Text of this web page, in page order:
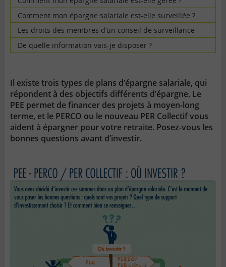
Comment mon épargne salariale est-elle surveillée ?
Les droits des membres d’un conseil de surveillance
De quelle information vais-je disposer ?
Il existe trois types de plans d’épargne salariale, qui
répondent à des objectifs différents d’épargne. Le
PEE permet de financer des projets à moyen-long
terme, et le PERCO ou le nouveau PER Collectif vous
aident à épargner pour votre retraite. Posez-vous les
bonnes questions avant d’investir.